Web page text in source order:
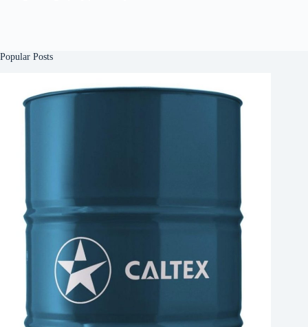
Popular Posts